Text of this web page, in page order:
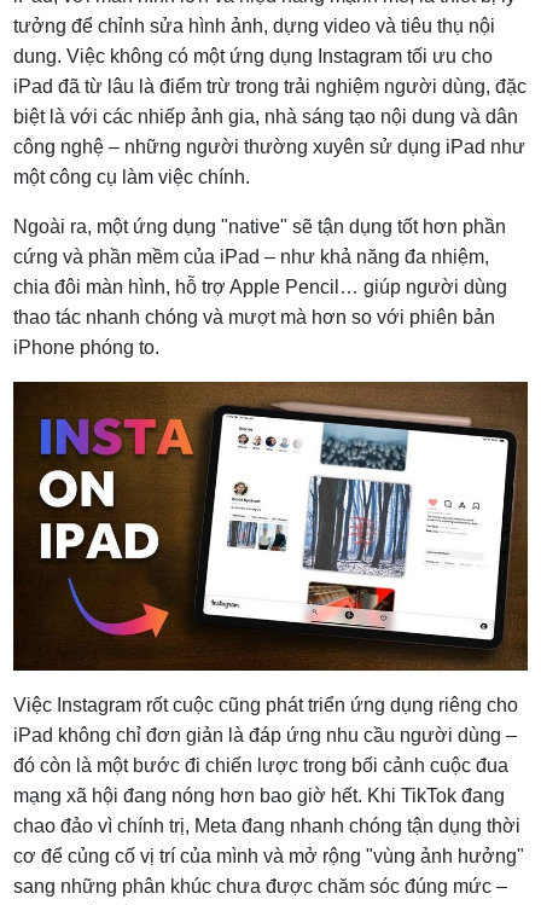
tưởng để chỉnh sửa hình ảnh, dựng video và tiêu thụ nội
dung. Việc không có một ứng dụng Instagram tối ưu cho
iPad đã từ lâu là điểm trừ trong trải nghiệm người dùng, đặc
biệt là với các nhiếp ảnh gia, nhà sáng tạo nội dung và dân
công nghệ – những người thường xuyên sử dụng iPad như
một công cụ làm việc chính.
Ngoài ra, một ứng dụng "native" sẽ tận dụng tốt hơn phần
cứng và phần mềm của iPad – như khả năng đa nhiệm,
chia đôi màn hình, hỗ trợ Apple Pencil… giúp người dùng
thao tác nhanh chóng và mượt mà hơn so với phiên bản
iPhone phóng to.
Việc Instagram rốt cuộc cũng phát triển ứng dụng riêng cho
iPad không chỉ đơn giản là đáp ứng nhu cầu người dùng –
đó còn là một bước đi chiến lược trong bối cảnh cuộc đua
mạng xã hội đang nóng hơn bao giờ hết. Khi TikTok đang
chao đảo vì chính trị, Meta đang nhanh chóng tận dụng thời
cơ để củng cố vị trí của mình và mở rộng "vùng ảnh hưởng"
sang những phân khúc chưa được chăm sóc đúng mức –